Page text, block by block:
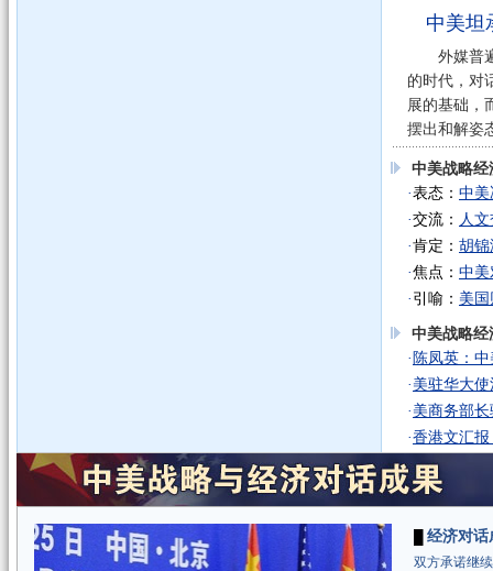
中美坦
外媒普遍
的时代，对
展的基础，
摆出和解
中美战略经
·表态： 中美
·交流： 人
·肯定： 胡锦
·焦点： 中美
· 引喻： 美
中美战略经
· 陈凤英：
· 美驻华大
· 美商务部长
·香港文汇报
经济对话
双方承诺继